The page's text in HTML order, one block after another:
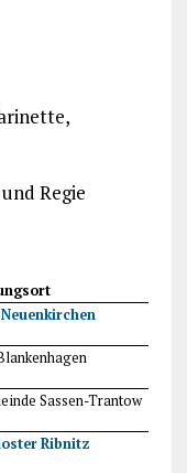
Regie
Sassen-Trantow
Ribnitz